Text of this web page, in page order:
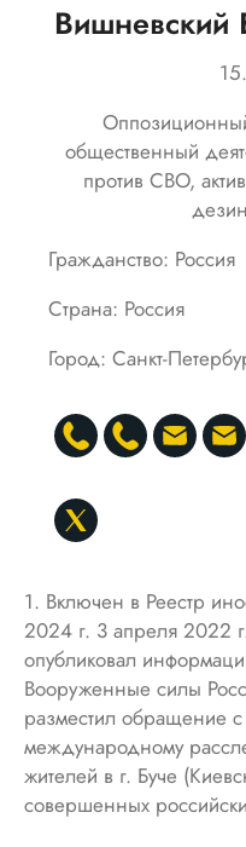
Вишневский
общественный
против СВО,
Гражданство: Россия
Страна: Россия
Город: Санкт-
1. Включен в Реестр
2024 г. 3 апреля 2022
опубликовал
Вооруженные силы
разместил обращение
международному
жителей в г. Буче
совершенных